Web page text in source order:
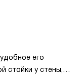
его
стойки у стены,